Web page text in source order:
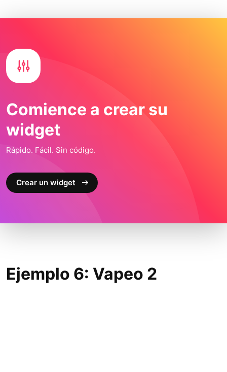
Comience a crear su
widget
Rápido. Fácil. Sin código.
Crear un widget
Ejemplo 6: Vapeo 2